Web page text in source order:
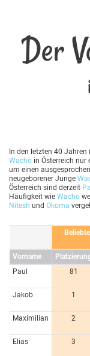
Der
In den letzten 40
Wacho in Österreich nur
um einen
neugeborener Junge
Österreich sind derzeit
Häufigkeit wie Wacho
Nitesh und Okoma
Vorname
Paul
81
Jakob
1
Maximilian
2
Elias
3